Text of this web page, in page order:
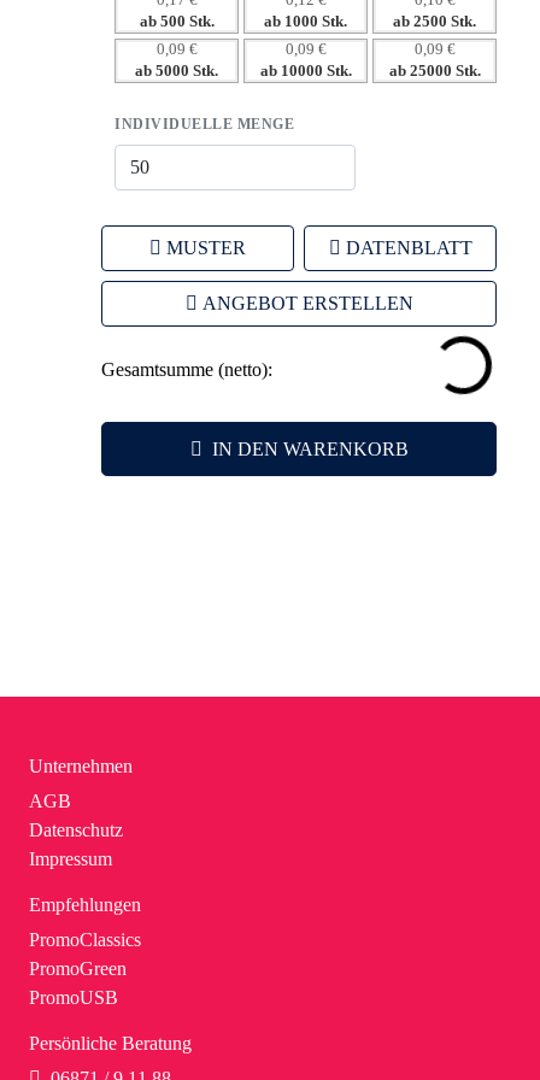
ab 500 Stk. ab 1000 Stk. ab 2500 Stk.
0,09 €
ab 5000 Stk.
0,09 €
ab 10000 Stk.
0,09 €
ab 25000 Stk.
INDIVIDUELLE MENGE
MUSTER DATENBLATT
ANGEBOT ERSTELLEN
Gesamtsumme (netto):
IN DEN WARENKORB
Unternehmen
AGB
Datenschutz
Impressum
Empfehlungen
PromoClassics
PromoGreen
PromoUSB
Persönliche Beratung